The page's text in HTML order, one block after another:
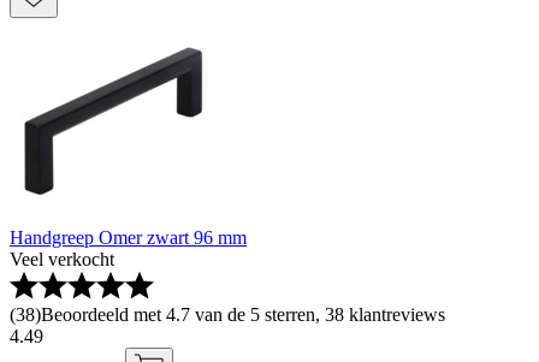
Handgreep Omer zwart 96 mm
Veel verkocht
(38)Beoordeeld met 4.7 van de 5 sterren, 38 klantreviews
4.49